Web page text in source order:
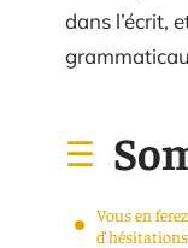
dans l’écrit,
Vous en